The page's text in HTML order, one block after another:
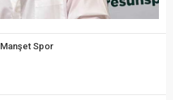
Manşet Spor